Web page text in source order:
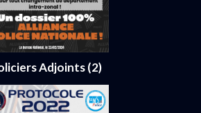
Adjoints (2)